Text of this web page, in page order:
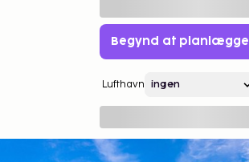
Begynd at planlægge
Lufthavn